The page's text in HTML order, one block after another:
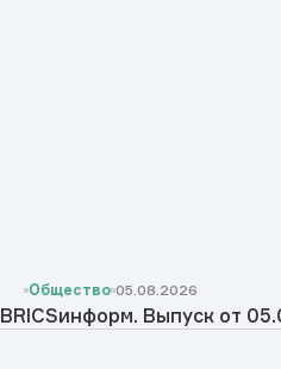
Общество 05.08.2026
BRICSинформ. Выпуск от